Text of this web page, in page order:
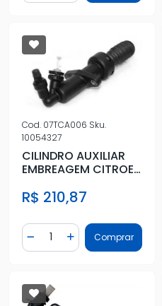
Cod. 07TCA006 Sku.
10054327
CILINDRO AUXILIAR
EMBREAGEM CITROEN
R$ 210,87
Diminuir Quantidade
Quantidade
Adicionar Quantidade
Comprar